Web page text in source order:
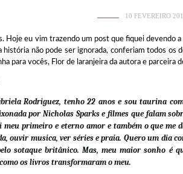
10 FEVEREIRO
Hoje eu vim trazendo um post que fiquei devendo
história não pode ser ignorada, conferiam todos
para vocês, Flor de laranjeira da autora e parceira
Rodriguez, tenho 22 anos e sou taurina
por Nicholas Sparks e filmes que falam
primeiro e eterno amor e também o que me
ouvir musica, ver séries e praia. Quero um dia
sotaque britânico. Mas, meu maior sonho é
os livros transformaram o meu.